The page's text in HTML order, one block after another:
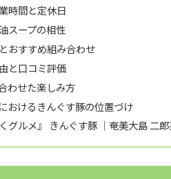
時間と定休日
スープの相性
おすすめ組み合わせ
と口コミ評価
わせた楽しみ方
おけるきんぐす豚の位置づけ
グルメ』 きんぐす豚 ｜奄美大島 二